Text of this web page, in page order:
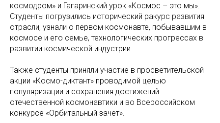
космодром» и Гагаринский урок «Космос – это мы».
Студенты погрузились исторический ракурс развития
отрасли, узнали о первом космонавте, побывавшим в
космосе и его семье, технологических прогрессах в
развитии космической индустрии.
Также студенты приняли участие в просветительской
акции «Космо-диктант» проводимой целью
популяризации и сохранения достижений
отечественной космонавтики и во Всероссийском
конкурсе «Орбитальный зачет».